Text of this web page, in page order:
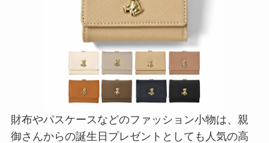
財布やパスケースなどのファッション小物は、親
御さんからの誕生日プレゼントとしても人気の高